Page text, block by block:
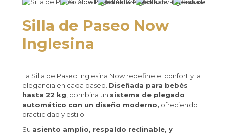
Silla de Paseo Now
Inglesina
La Silla de Paseo Inglesina Now redefine el confort y la
elegancia en cada paseo. Diseñada para bebés
hasta 22 kg, combina un sistema de plegado
automático con un diseño moderno, ofreciendo
practicidad y estilo.
Su asiento amplio, respaldo reclinable, y